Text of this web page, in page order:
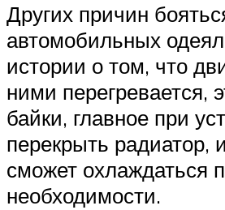
Других причин
автомобильных
истории о том, что
ними перегревается,
байки, главное при
перекрыть радиатор,
сможет охлаждаться
необходимости.